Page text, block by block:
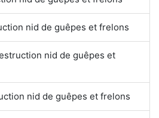
nid de guêpes et frelons
nid de guêpes et
nid de guêpes et frelons